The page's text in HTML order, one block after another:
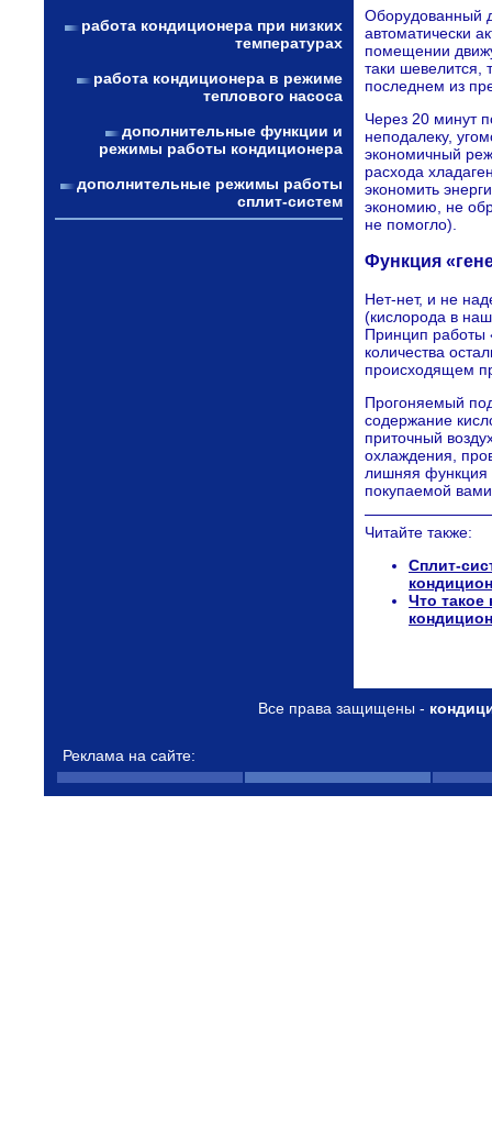
работа кондиционера при низких
температурах
работа кондиционера в режиме
теплового насоса
дополнительные функции и
режимы работы кондиционера
дополнительные режимы работы
сплит-систем
Оборудованный
автоматически
помещении
таки шевелится,
последнем из
Через 20 минут
неподалеку,
экономичный
расхода
экономить
экономию, не
не помогло).
Функция
Нет-нет, и не
(кислорода в
Принцип работы
количества
происходящем
Прогоняемый
содержание
приточный
охлаждения,
лишняя функция
покупаемой
Читайте также:
Сплит-
Что
Все права защищены -
Реклама на сайте: